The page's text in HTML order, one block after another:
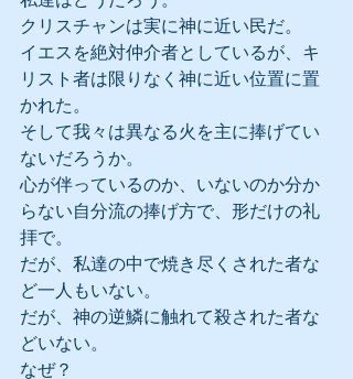
クリスチャンは実に神に近い民だ。
イエスを絶対仲介者としているが、キ
リスト者は限りなく神に近い位置に置
かれた。
そして我々は異なる火を主に捧げてい
ないだろうか。
心が伴っているのか、いないのか分か
らない自分流の捧げ方で、形だけの礼
拝で。
だが、私達の中で焼き尽くされた者な
ど一人もいない。
だが、神の逆鱗に触れて殺された者な
どいない。
なぜ？